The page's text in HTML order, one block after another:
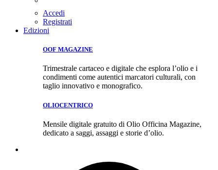
Accedi
Registrati
Edizioni
OOF MAGAZINE
Trimestrale cartaceo e digitale che esplora l’olio e i
condimenti come autentici marcatori culturali, con
taglio innovativo e monografico.
OLIOCENTRICO
Mensile digitale gratuito di Olio Officina Magazine,
dedicato a saggi, assaggi e storie d’olio.